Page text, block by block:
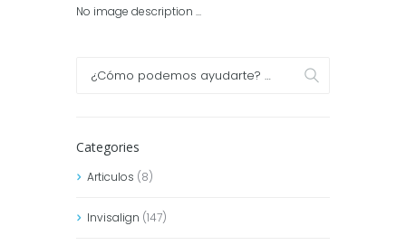
No image description ...
Categories
Articulos (8)
Invisalign (147)